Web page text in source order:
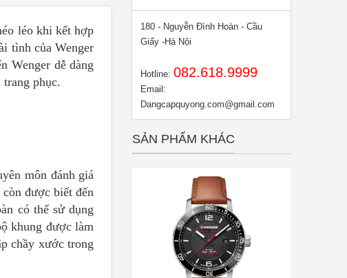
léo khi kết hợp
tình của Wenger
Wenger dễ dàng
phục.
môn đánh giá
được biết đến
có thể sử dụng
khung được làm
chầy xước trong
180 - Nguyễn Đình Hoàn - Cầu
Giấy -Hà Nội
Hotline: 082.618.9999
Email:
Dangcapquyong.com@gmail.com
SẢN PHẨM KHÁC